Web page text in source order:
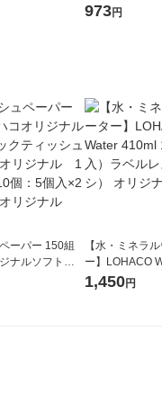
ロール レンジ
プご飯 1セット
973円
ーパー 150組
ナルソフトパ
ュ フィオナ オ
【水・ミネラ
ー】LOHACO
1箱（20本入）
1,450円